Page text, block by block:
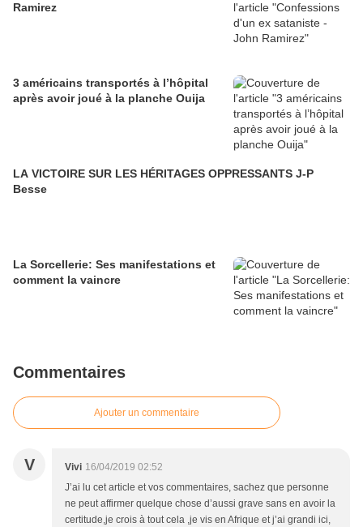
Ramirez
3 américains transportés à l’hôpital
après avoir joué à la planche Ouija
LA VICTOIRE SUR LES HÉRITAGES OPPRESSANTS J-P
Besse
La Sorcellerie: Ses manifestations et
comment la vaincre
Commentaires
Ajouter un commentaire
V Vivi 16/04/2019 02:52
J’ai lu cet article et vos commentaires, sachez que personne
ne peut affirmer quelque chose d’aussi grave sans en avoir la
certitude,je crois à tout cela ,je vis en Afrique et j’ai grandi ici,